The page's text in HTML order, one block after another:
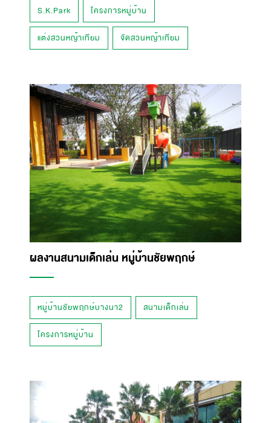
S.K.Park โครงการหมู่บ้าน
แต่งสวนหญ้าเทียม จัดสวนหญ้าเทียม
ผลงานสนามเด็กเล่น หมู่บ้านชัยพฤกษ์
หมู่บ้านชัยพฤกษ์บางนา2 สนามเด็กเล่น
โครงการหมู่บ้าน